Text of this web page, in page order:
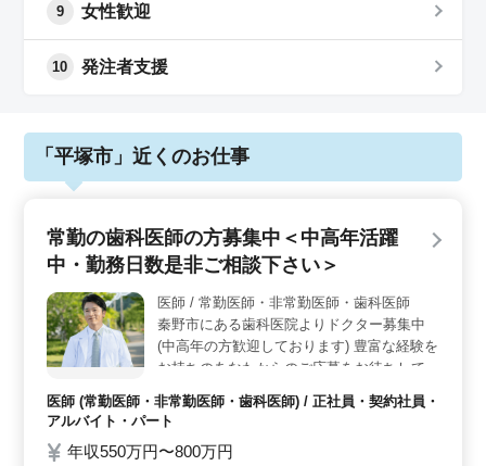
9 女性歓迎
10 発注者支援
「平塚市」近くのお仕事
常勤の歯科医師の方募集中＜中高年活躍
中・勤務日数是非ご相談下さい＞
医師 / 常勤医師・非常勤医師・歯科医師
秦野市にある歯科医院よりドクター募集中
(中高年の方歓迎しております) 豊富な経験を
お持ちのあなたからのご応募をお待ちしてい
インにお願いします。 具体的には… ＊一般
歯科 ＊小児歯科 ＊歯周病治療 ＊予防歯科
＊ホワイトニング ＊顎関節治療 など ◯交通
医師 (常勤医師・非常勤医師・歯科医師) / 正社員・契約社員・
アルバイト・パート
年収550万円〜800万円